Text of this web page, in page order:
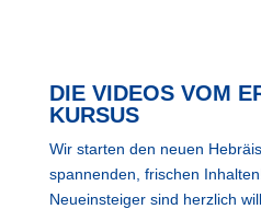
DIE VIDEOS VOM
KURSUS
Wir starten den neuen
spannenden, frischen
Neueinsteiger sind herzlich